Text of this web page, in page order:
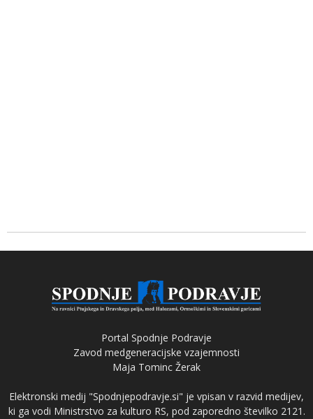
Portal Spodnje Podravje
Zavod medgeneracijske vzajemnosti
Maja Tominc Žerak
Elektronski medij "Spodnjepodravje.si" je vpisan v razvid medijev,
ki ga vodi Ministrstvo za kulturo RS, pod zaporedno številko 2121.